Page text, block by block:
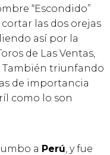
“Escondido”
las dos orejas
así por la
de Las Ventas,
También triunfando
de importancia
como lo son
a Perú, y fue